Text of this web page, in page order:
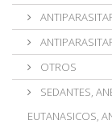
OTROS
SEDANTES,
EUTANASICOS,